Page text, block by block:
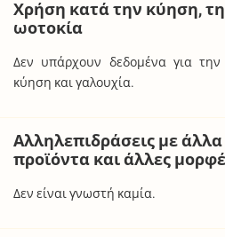
Χρήση κατά την κύηση,
ωοτοκία
Δεν υπάρχουν δεδομένα για
κύηση και γαλουχία.
Αλληλεπιδράσεις με
προϊόντα και άλλες
Δεν είναι γνωστή καμία.